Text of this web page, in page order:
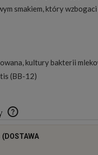
smakiem, który wzbogaci
kultury bakterii
(BB-12)
kosztów płatności